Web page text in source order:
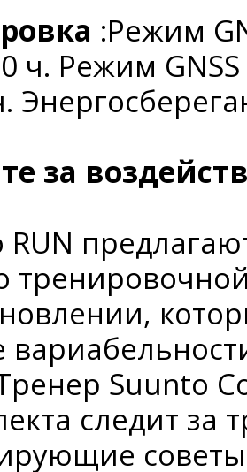
:Режим
ч. Режим
за
RUN
Suunto
следит за